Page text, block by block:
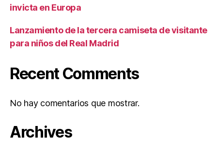
invicta en Europa
Lanzamiento de la tercera camiseta de visitante
para niños del Real Madrid
Recent Comments
No hay comentarios que mostrar.
Archives